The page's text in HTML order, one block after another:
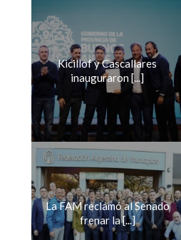
Kicillof y Cascallares
inauguraron [...]
La FAM reclamó al Senado
frenar la [...]